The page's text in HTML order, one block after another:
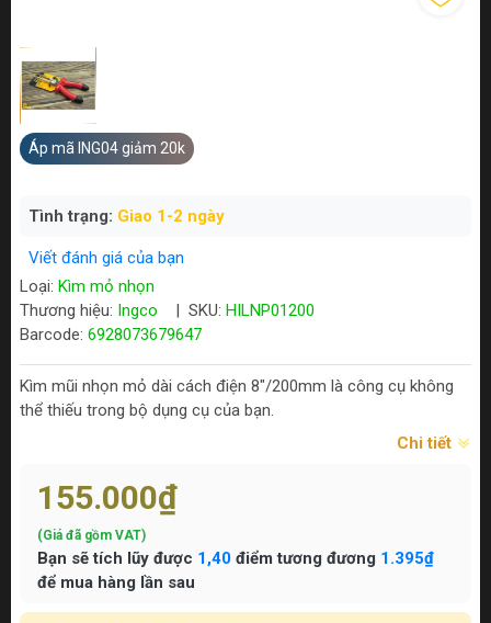
Áp mã ING04 giảm 20k
Tình trạng: Giao 1-2 ngày
Viết đánh giá của bạn
Loại: Kìm mỏ nhọn
Thương hiệu: Ingco SKU: HILNP01200
Barcode: 6928073679647
Kìm mũi nhọn mỏ dài cách điện 8"/200mm là công cụ không
thể thiếu trong bộ dụng cụ của bạn.
Chi tiết
155.000₫
(Giá đã gồm VAT)
Bạn sẽ tích lũy được 1,40 điểm tương đương 1.395₫
để mua hàng lần sau